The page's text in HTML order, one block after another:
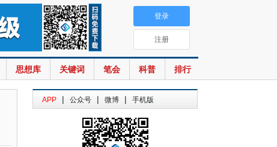
思想库 关键词 笔会 科普 排行
登录
注册
APP | 公众号 | 微博 | 手机版